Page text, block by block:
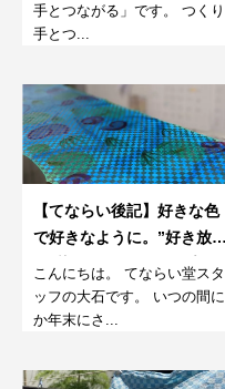
手とつながる」です。 つくり
手とつ...
【てならい後記】好きな色
で好きなように。”好き放
題”染めワークショップ。
こんにちは。 てならい堂スタ
ッフの大石です。 いつの間に
か年末にさ...